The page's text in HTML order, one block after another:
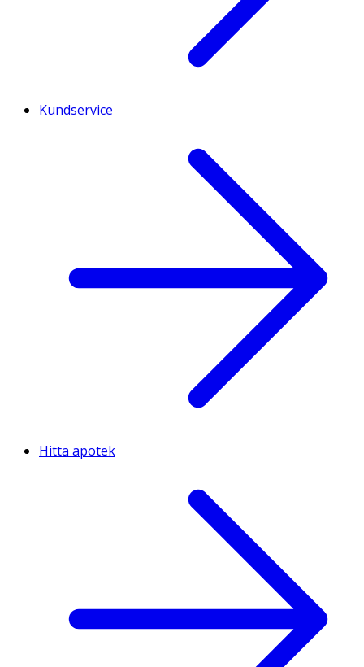
Kundservice
Hitta apotek